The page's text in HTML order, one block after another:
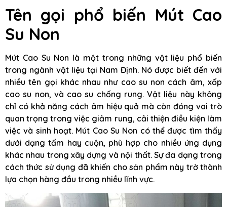
Tên gọi phổ biến Mút Cao
Su Non
Mút Cao Su Non là một trong những vật liệu phổ biến
trong ngành vật liệu tại Nam Định. Nó được biết đến với
nhiều tên gọi khác nhau như cao su non cách âm, xốp
cao su non, và cao su chống rung. Vật liệu này không
chỉ có khả năng cách âm hiệu quả mà còn đóng vai trò
quan trọng trong việc giảm rung, cải thiện điều kiện làm
việc và sinh hoạt. Mút Cao Su Non có thể được tìm thấy
dưới dạng tấm hay cuộn, phù hợp cho nhiều ứng dụng
khác nhau trong xây dựng và nội thất. Sự đa dạng trong
cách thức sử dụng đã khiến cho sản phẩm này trở thành
lựa chọn hàng đầu trong nhiều lĩnh vực.